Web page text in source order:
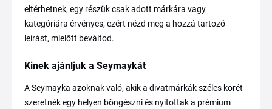
eltérhetnek, egy részük csak adott márkára vagy
kategóriára érvényes, ezért nézd meg a hozzá tartozó
leírást, mielőtt beváltod.
Kinek ajánljuk a Seymaykát
A Seymayka azoknak való, akik a divatmárkák széles körét
szeretnék egy helyen böngészni és nyitottak a prémium